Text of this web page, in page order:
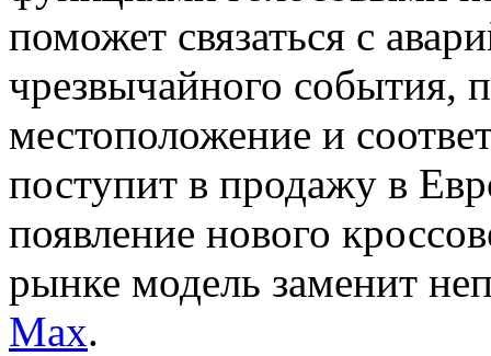
поможет связаться с
чрезвычайного события,
местоположение и
поступит в продажу в
появление нового
рынке модель заменит
Max.